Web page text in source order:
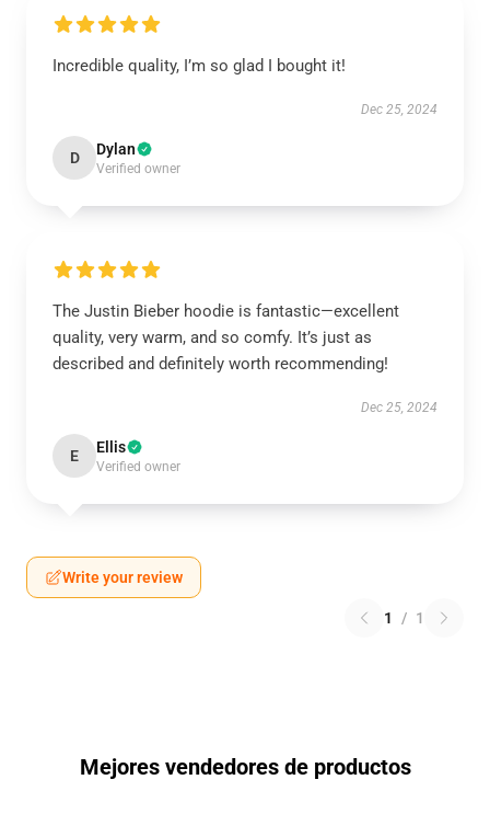
Incredible quality, I’m so glad I bought it!
Dec 25, 2024
D Dylan
Verified owner
The Justin Bieber hoodie is fantastic—excellent
quality, very warm, and so comfy. It’s just as
described and definitely worth recommending!
Dec 25, 2024
E Ellis
Verified owner
Write your review
1 / 1
Mejores vendedores de productos